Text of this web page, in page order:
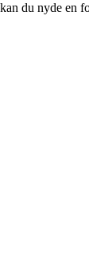
du nyde en